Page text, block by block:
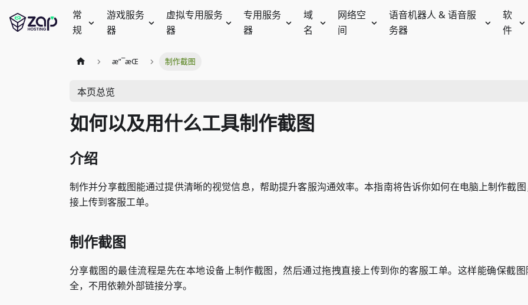
常
规
游戏服务
器
虚拟专用服务
器
专用服务
器
域
名
网络空
间
语音机器人 & 语音服
务器
软
件
æ”¯æŒ 制作截图
本页总览
如何以及用什么工具制作截图
介绍
制作并分享截图能通过提供清晰的视觉信息，帮助提升客服沟通效率。本指南将告诉你如何在电脑上制作截
接上传到客服工单。
制作截图
分享截图的最佳流程是先在本地设备上制作截图，然后通过拖拽直接上传到你的客服工单。这样能确保截
全，不用依赖外部链接分享。